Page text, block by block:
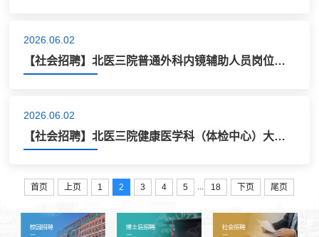
2026.06.02
【社会招聘】北医三院普通外科内镜辅助人员岗位招聘启事
2026.06.02
【社会招聘】北医三院健康医学科（体检中心）大兴分部招聘启事
首页 上页 1 2 3 4 5 ... 18 下页 尾页